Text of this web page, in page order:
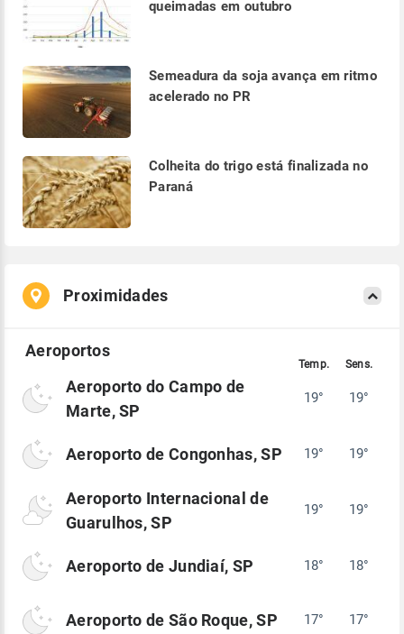
queimadas em outubro
Semeadura da soja avança em ritmo
acelerado no PR
Colheita do trigo está finalizada no
Paraná
Proximidades
Aeroporto do Campo de
Marte, SP
19° 19°
Aeroporto de Congonhas, SP 19° 19°
Aeroporto Internacional de
Guarulhos, SP
19° 19°
Aeroporto de Jundiaí, SP 18° 18°
Aeroporto de São Roque, SP 17° 17°